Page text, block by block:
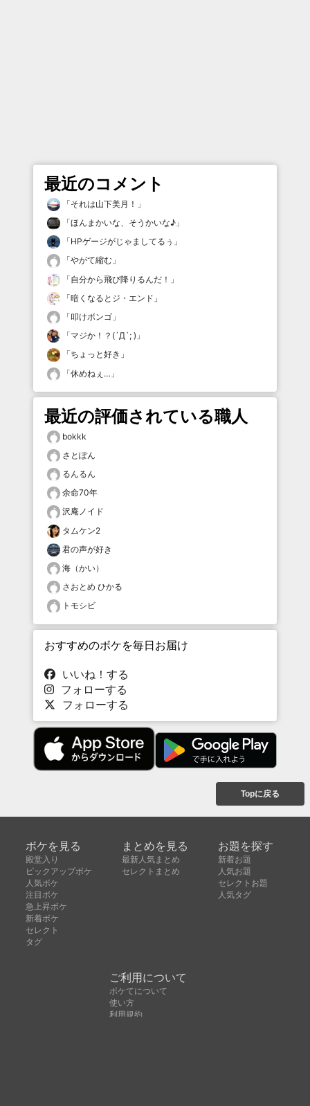
最近のコメント
「それは山下美月！ 」
「ほんまかいな、そうかいな♪ 」
「HPゲージがじゃましてるぅ 」
「やがて縮む 」
「自分から飛び降りるんだ！ 」
「暗くなるとジ・エンド 」
「叩けボンゴ 」
「マジか！？(´Д`; ) 」
「ちょっと好き 」
「休めねぇ… 」
最近の評価されている職人
bokkk
さとぽん
るんるん
余命70年
沢庵ノイド
タムケン2
君の声が好き
海（かい）
さおとめ ひかる
トモシビ
おすすめのボケを毎日お届け
いいね！する
フォローする
フォローする
Topに戻る
ボケを見る
殿堂入り
ピックアップボケ
人気ボケ
注目ボケ
急上昇ボケ
新着ボケ
セレクト
タグ
まとめを見る
最新人気まとめ
セレクトまとめ
お題を探す
新着お題
人気お題
セレクトお題
人気タグ
ご利用について
ボケてについて
使い方
利用規約